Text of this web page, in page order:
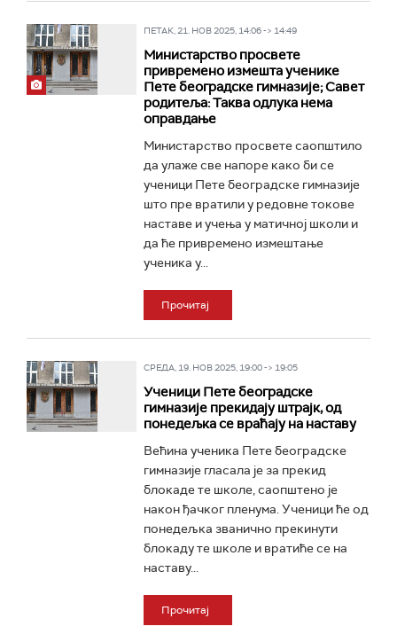
ПЕТАК, 21. НОВ 2025, 14:06 -> 14:49
Министарство просвете
привремено измешта ученике
Пете београдске гимназије; Савет
родитеља: Таква одлука нема
оправдање
Министарство просвете саопштило
да улаже све напоре како би се
ученици Пете београдске гимназије
што пре вратили у редовне токове
наставе и учења у матичној школи и
да ће привремено измештање
ученика у...
Прочитај
СРЕДА, 19. НОВ 2025, 19:00 -> 19:05
Ученици Пете београдске
гимназије прекидају штрајк, од
понедељка се враћају на наставу
Већина ученика Пете београдске
гимназије гласала је за прекид
блокаде те школе, саопштено је
након ђачког пленума. Ученици ће од
понедељка званично прекинути
блокаду те школе и вратиће се на
наставу...
Прочитај